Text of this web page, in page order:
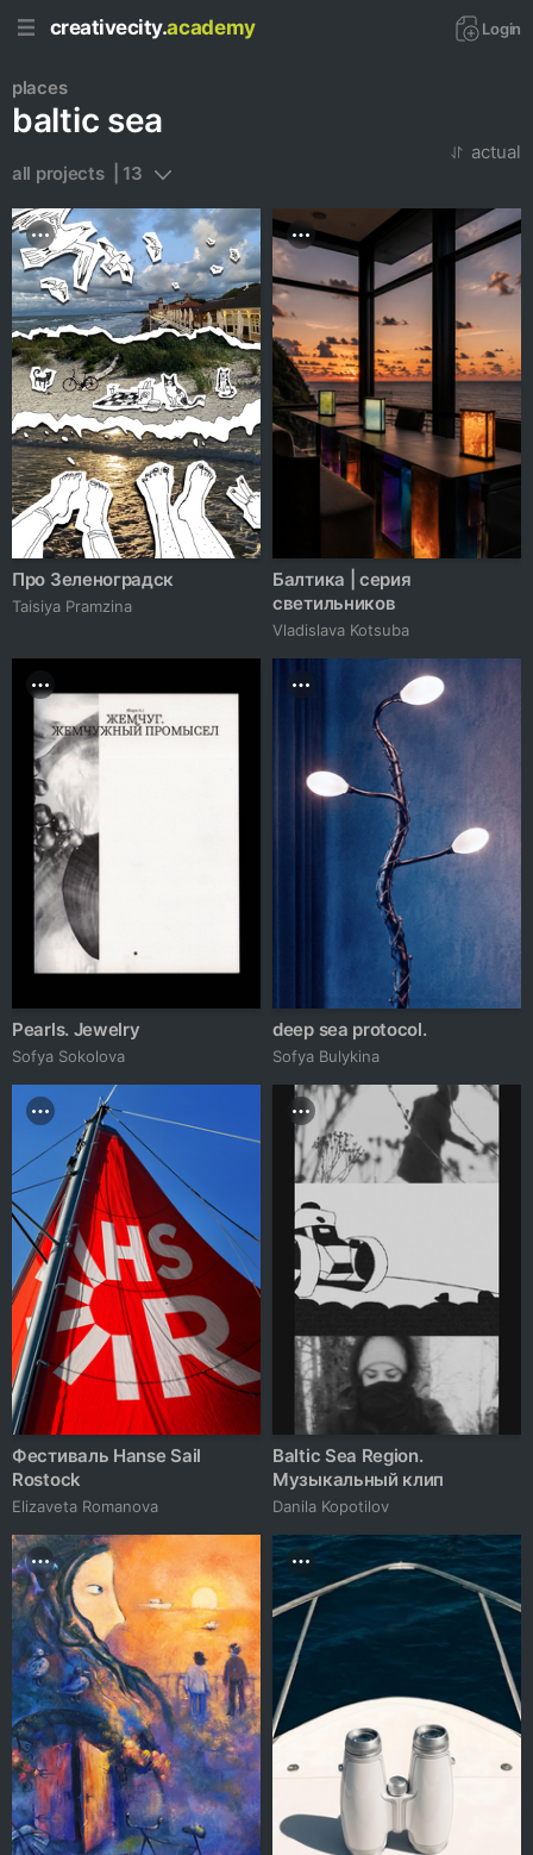
creativecity.academy Login
places
baltic sea
all projects  | 13
actual
Про Зеленоградск
Taisiya Pramzina
Балтика | серия
светильников
Vladislava Kotsuba
Pearls. Jewelry
Sofya Sokolova
deep sea protocol.
Sofya Bulykina
Фестиваль Hanse Sail
Rostock
Elizaveta Romanova
Baltic Sea Region.
Музыкальный клип
Danila Kopotilov